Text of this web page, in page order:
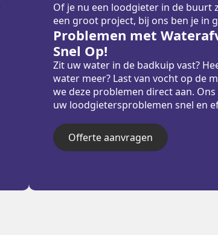
Of je nu een loodgieter in de buurt
een groot project, bij ons ben je in
Problemen met
Snel Op!
Zit uw water in de badkuip vast?
water meer? Last van vocht op de
we deze problemen direct aan.
uw loodgietersproblemen snel en
Offerte aanvragen